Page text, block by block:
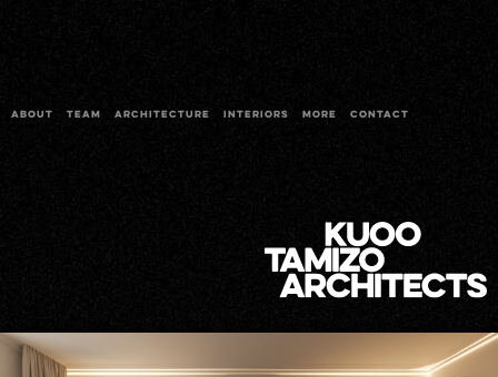
ABOUT TEAM ARCHITECTURE INTERIORS MORE CONTACT